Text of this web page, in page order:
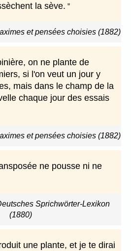
la sève.
et pensées choisies (1882)
on ne plante de
si l'on veut un jour y
mais dans le champ de la
chaque jour des essais
et pensées choisies (1882)
ne pousse ni ne
Sprichwörter-Lexikon
(1880)
une plante, et je te dirai